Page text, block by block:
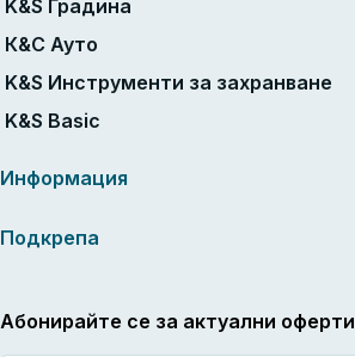
K&S Градина
Унифицирана батерийна система
Верижни триони
Косачки
Храсторези
Ножица за трева
К&С Ауто
Въздушни компресори
K&S Инструменти за захранване
Електроинструменти
K&S Basic
Инверторни генератори K&S Basic
Информация
Полезни статии
Дилъри
Подкрепа
Обща гаранция
Абонирайте се за актуални оферти